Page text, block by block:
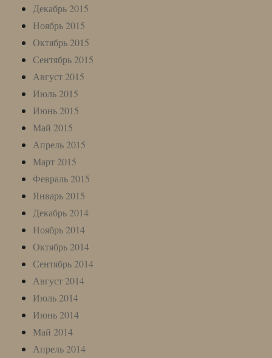
Декабрь 2015
Ноябрь 2015
Октябрь 2015
Сентябрь 2015
Август 2015
Июль 2015
Июнь 2015
Май 2015
Апрель 2015
Март 2015
Февраль 2015
Январь 2015
Декабрь 2014
Ноябрь 2014
Октябрь 2014
Сентябрь 2014
Август 2014
Июль 2014
Июнь 2014
Май 2014
Апрель 2014